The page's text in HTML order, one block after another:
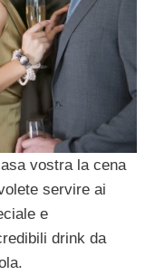
vostra la cena
servire ai
e
drink da